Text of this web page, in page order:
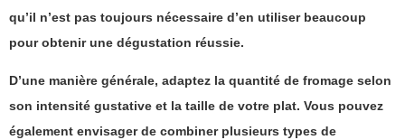
qu’il n’est pas toujours nécessaire d’en utiliser beaucoup
pour obtenir une dégustation réussie.
D’une manière générale, adaptez la quantité de fromage selon
son intensité gustative et la taille de votre plat. Vous pouvez
également envisager de combiner plusieurs types de